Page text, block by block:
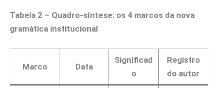
Tabela 2 – Quadro-síntese: os 4 marcos da nova
gramática institucional
Marco Data
Significad
o
Registro
do autor